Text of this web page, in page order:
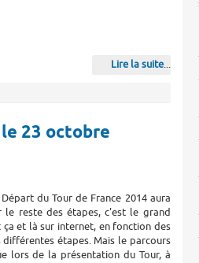
Lire la suite...
23 octobre
du Tour de France 2014 aura
le reste des étapes, c'est le grand
et là sur internet, en fonction des
étapes. Mais le parcours
lors de la présentation du Tour, à